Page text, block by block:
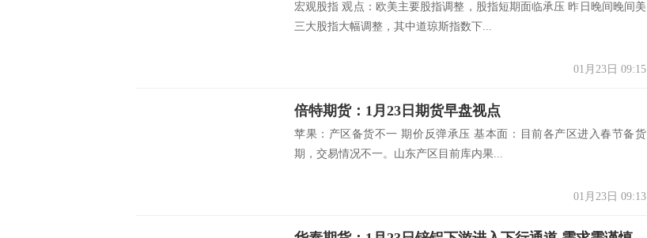
宏观股指 观点：欧美主要股指调整，股指短期面临承压 昨日晚间晚间美
三大股指大幅调整，其中道琼斯指数下...
01月23日 09:15
倍特期货：1月23日期货早盘视点
苹果：产区备货不一 期价反弹承压 基本面：目前各产区进入春节备货
期，交易情况不一。山东产区目前库内果...
01月23日 09:13